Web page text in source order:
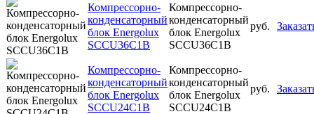
Компрессорно-
конденсаторный
блок Energolux
SCCU36C1B
Компрессорно-
конденсаторный
блок Energolux
SCCU36C1B
руб.
Компрессорно-
конденсаторный
блок Energolux
SCCU24C1B
Компрессорно-
конденсаторный
блок Energolux
SCCU24C1B
руб.